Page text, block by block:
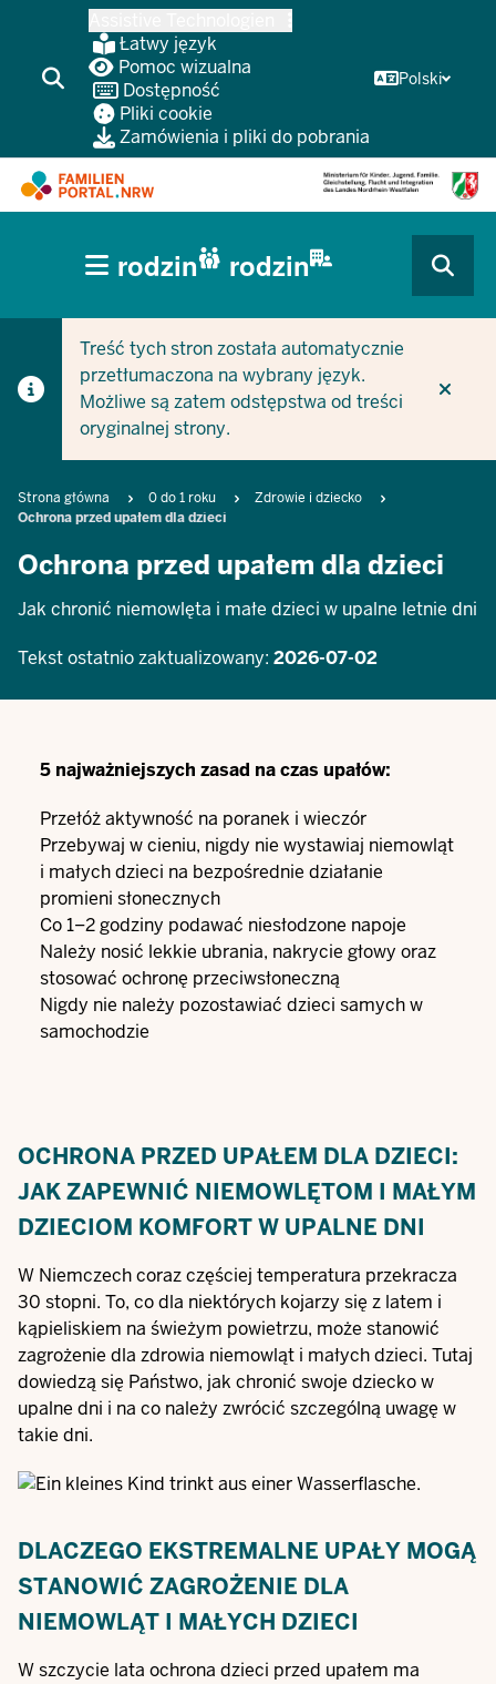
głównej
Łatwy język
Pomoc wizualna
Dostępność
Pliki cookie
Zamówienia i pliki do pobrania
Polski
CURRENT SECTION DLA FIRM/GMIN
CURRENT SECTION DLA RODZIN
HAUPTNAVIGATION
(BÜRGERBEREICH
rodzin rodzin
Treść tych stron została automatycznie
przetłumaczona na wybrany język.
Możliwe są zatem odstępstwa od treści
oryginalnej strony.
Breadcrumb
Strona główna 0 do 1 roku
Zdrowie i dziecko
Ochrona przed upałem dla dzieci
Ochrona przed upałem dla dzieci
Jak chronić niemowlęta i małe dzieci w upalne letnie dni
Tekst ostatnio zaktualizowany: 2026-07-02
5 najważniejszych zasad na czas upałów:
Przełóż aktywność na poranek i wieczór
Przebywaj w cieniu, nigdy nie wystawiaj niemowląt
i małych dzieci na bezpośrednie działanie
promieni słonecznych
Co 1–2 godziny podawać niesłodzone napoje
Należy nosić lekkie ubrania, nakrycie głowy oraz
stosować ochronę przeciwsłoneczną
Nigdy nie należy pozostawiać dzieci samych w
samochodzie
OCHRONA PRZED UPAŁEM DLA DZIECI:
JAK ZAPEWNIĆ NIEMOWLĘTOM I MAŁYM
DZIECIOM KOMFORT W UPALNE DNI
W Niemczech coraz częściej temperatura przekracza
30 stopni. To, co dla niektórych kojarzy się z latem i
kąpieliskiem na świeżym powietrzu, może stanowić
zagrożenie dla zdrowia niemowląt i małych dzieci. Tutaj
dowiedzą się Państwo, jak chronić swoje dziecko w
upalne dni i na co należy zwrócić szczególną uwagę w
takie dni.
DLACZEGO EKSTREMALNE UPAŁY MOGĄ
STANOWIĆ ZAGROŻENIE DLA
NIEMOWLĄT I MAŁYCH DZIECI
W szczycie lata ochrona dzieci przed upałem ma